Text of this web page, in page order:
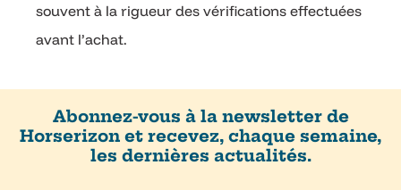
souvent à la rigueur des vérifications effectuées
avant l’achat.
Abonnez-vous à la newsletter de
Horserizon et recevez, chaque semaine,
les dernières actualités.